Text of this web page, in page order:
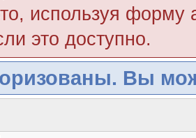
используя форму
это доступно.
Вы